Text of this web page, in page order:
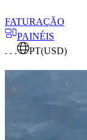
FATURAÇÃO
PAINÉIS
. . .
PT(USD)